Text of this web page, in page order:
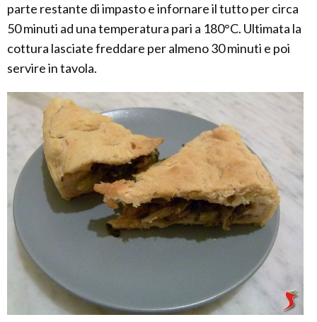
parte restante di impasto e infornare il tutto per circa
50 minuti ad una temperatura pari a 180°C. Ultimata la
cottura lasciate freddare per almeno 30 minuti e poi
servire in tavola.